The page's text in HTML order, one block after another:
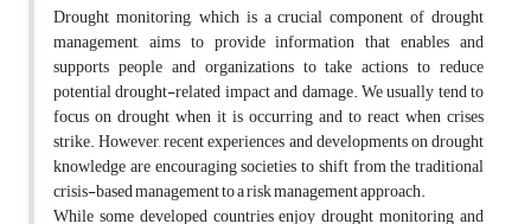
Drought monitoring, which is a crucial component of drought
management, aims to provide information that enables and
supports people and organizations to take actions to reduce
potential drought-related impact and damage. We usually tend to
focus on drought when it is occurring and to react when crises
strike. However, recent experiences and developments on drought
knowledge are encouraging societies to shift from the traditional
crisis-based management to a risk management approach.
While some developed countries enjoy drought monitoring and